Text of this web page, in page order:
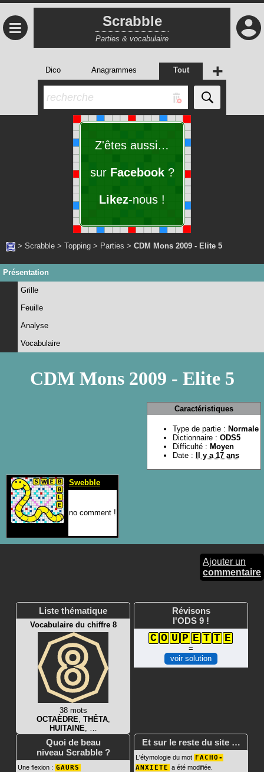
≡ Scrabble
Parties & vocabulaire
Dico Anagrammes Tout +
Z'êtes aussi…
sur Facebook?
Likez-nous !
> Scrabble > Topping > Parties > CDM Mons 2009 - Elite 5
Présentation
Grille
Feuille
Analyse
Vocabulaire
CDM Mons 2009 - Elite 5
Caractéristiques
Type de partie : Normale
Dictionnaire : ODS5
Difficulté : Moyen
Date :
Il y a 17 ans
Swebble
no comment !
Ajouter un
commentaire
Liste thématique
Vocabulaire du chiffre 8
38 mots
OCTAÈDRE THÊTA,
HUITAINE
Révisons
l'ODS 9 !
C O U P E T T E
=
voir solution
Quoi de beau
niveau Scrabble ?
Une flexion : GAURS
Et sur le reste du site …
L'étymologie du mot FACHO-
ANXIÉTÉ a été modifiée.